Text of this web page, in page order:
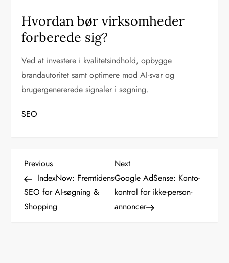
Hvordan bør virksomheder
forberede sig?
Ved at investere i kvalitetsindhold, opbygge
brandautoritet samt optimere mod AI-svar og
brugergenererede signaler i søgning.
SEO
I
n
d
l
Previous
Post
Previous
IndexNow: Fremtidens
SEO for AI-søgning &
Shopping
Next
Post
Next
Google AdSense: Konto-
kontrol for ikke-person-
annoncer